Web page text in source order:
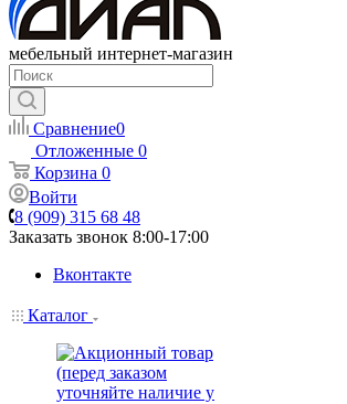
мебельный интернет-магазин
Сравнение0
Отложенные 0
Корзина 0
Войти
8 (909) 315 68 48
Заказать звонок 8:00-17:00
Вконтакте
Каталог